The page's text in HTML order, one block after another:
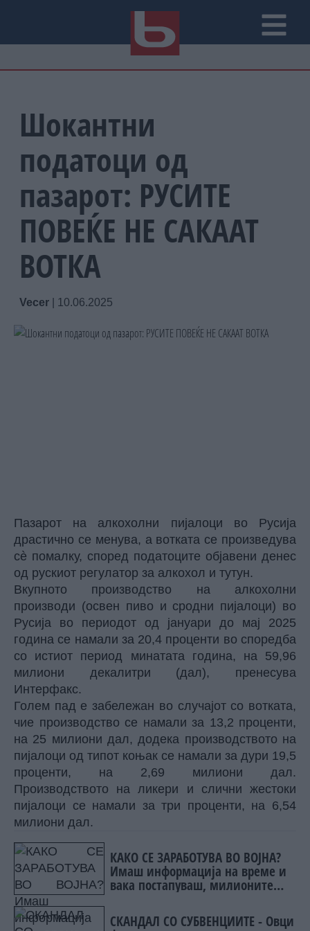
Шокантни
податоци од
пазарот: РУСИТЕ
ПОВЕЌЕ НЕ САКААТ
ВОТКА
Vecer 10.06.2025
Пазарот на алкохолни пијалоци во Русија
драстично се менува, а вотката се произведува
сè помалку, според податоците објавени денес
од рускиот регулатор за алкохол и тутун.
Вкупното производство на алкохолни
производи (освен пиво и сродни пијалоци) во
Русија во периодот од јануари до мај 2025
година се намали за 20,4 проценти во споредба
со истиот период минатата година, на 59,96
милиони декалитри (дал), пренесува
Интерфакс.
Голем пад е забележан во случајот со вотката,
чие производство се намали за 13,2 проценти,
на 25 милиони дал, додека производството на
пијалоци од типот коњак се намали за дури 19,5
проценти, на 2,69 милиони дал.
Производството на ликери и слични жестоки
пијалоци се намали за три проценти, на 6,54
милиони дал.
КАКО СЕ ЗАРАБОТУВА ВО ВОЈНА?
Имаш информација на време и
вака постапуваш, милионите
СКАНДАЛ СО СУБВЕНЦИИТЕ - Овци